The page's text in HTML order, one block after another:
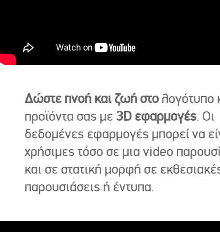
Δώστε πνοή και ζωή στο λογότυπο
προϊόντα σας με 3D εφαρμογές. Οι
δεδομένες εφαρμογές μπορεί να
χρήσιμες τόσο σε μια video
και σε στατική μορφή σε
παρουσιάσεις ή έντυπα.